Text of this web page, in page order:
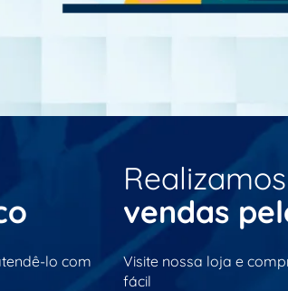
lo com
Realizamos
vendas
Visite nossa loja e
fácil